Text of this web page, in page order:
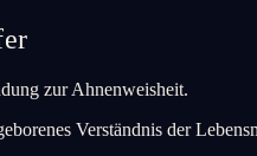
zur Ahnenweisheit.
Verständnis der